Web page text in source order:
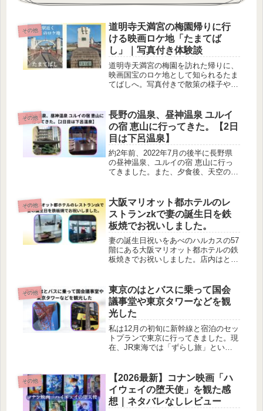
その他
道明寺天満宮の梅園帰りに行
ける映画ロケ地「たまてば
し」｜写真付き体験談
道明寺天満宮の梅園を訪れた帰りに、
映画国宝のロケ地として知られるたま
てばしへ。写真付きで散策の様子や雰
その他
長野の温泉、昼神温泉 ユルイ
の宿 恵山に行ってきた。【2日
目は下呂温泉】
約2年前、2022年7月の後半に長野県
の昼神温泉、ユルイの宿 恵山に行っ
てきました。また、夕食後、天空の楽
その他
大阪マリオット都ホテルのレ
ストランzkで妻の誕生日を鉄
板焼でお祝いしました。
妻の誕生日祝いをあべのハルカスの57
階にある大阪マリオット都ホテルの鉄
板焼きでお祝いしました。店内はとて
い、記念日などにとてもおすすめで
す。
その他
東京のはとバスに乗って国会
議事堂や東京タワーなどを観
光した
私は12月の初旬に新幹線と宿泊のセッ
トプランで東京に行ってきました。現
在、JR東海では「ずらし旅」という
について執筆しています。
その他
【2026最新】コナン映画「ハ
イウェイの堕天使」を観た感
想｜ネタバレなしレビュー